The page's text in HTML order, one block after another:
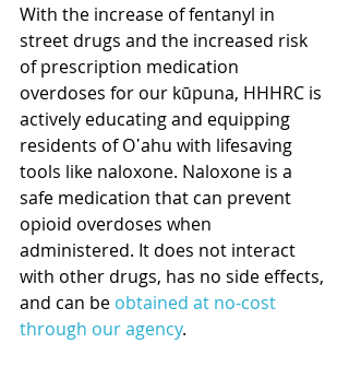
With the increase of fentanyl in
street drugs and the increased risk
of prescription medication
overdoses for our kūpuna, HHHRC is
actively educating and equipping
residents of O῾ahu with lifesaving
tools like naloxone. Naloxone is a
safe medication that can prevent
opioid overdoses when
administered. It does not interact
with other drugs, has no side effects,
and can be obtained at no-cost
through our agency.